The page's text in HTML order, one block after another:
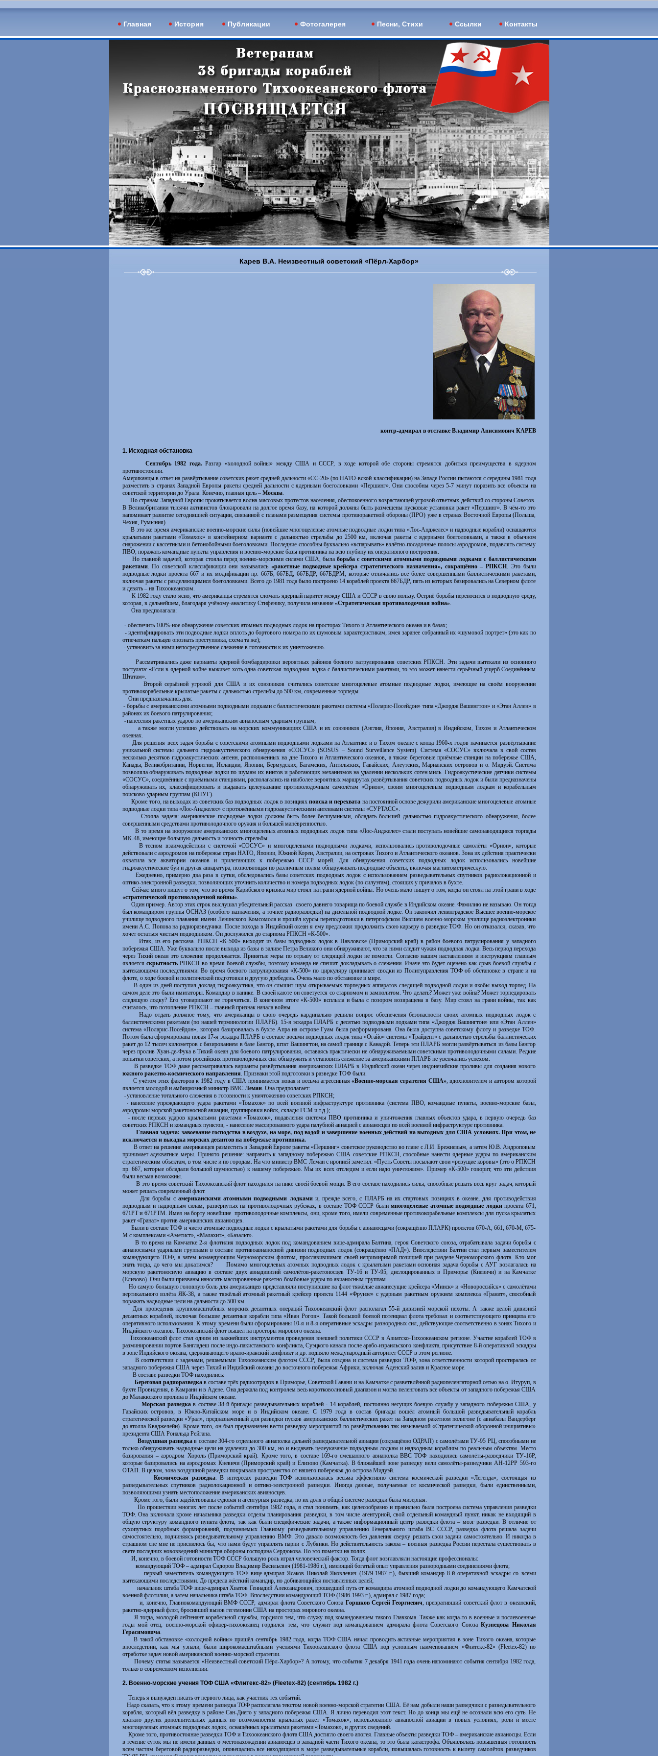
Главная История Публикации Фотогалерея Песни, Стихи Ссылки Контакты
Карев В.А. Неизвестный советский «Пёрл-Харбор»
контр-адмирал в отставке Владимир Анисимович КАРЕВ
1. Исходная обстановка
Сентябрь 1982 года.Разгар «холодной войны» между США и СССР, в ходе которой обе стороны стремятся добиться преимущества в ядерном
противостоянии.
Американцы в ответ на развёртывание советских ракет средней дальности «СС-20» (по НАТО-вской классификации) на Западе России пытаются с середины 1981 года
разместить в странах Западной Европы ракеты средней дальности с ядерными боеголовками «Першинг». Они способны через 5-7 минут поразить все объекты на
советской территории до Урала. Конечно, главная цель – Москва.
По странам Западной Европы прокатывается волна массовых протестов населения, обеспокоенного возрастающей угрозой ответных действий со стороны Советов.
В Великобритании тысячи активистов блокировали на долгое время базу, на которой должны быть размещены пусковые установки ракет «Першинг». В чём-то это
напоминает развитие сегодняшней ситуации, связанной с планами размещения системы противоракетной обороны (ПРО) уже в странах Восточной Европы (Польша,
Чехия, Румыния).
В это же время американские военно-морские силы (новейшие многоцелевые атомные подводные лодки типа «Лос-Анджелес» и надводные корабли) оснащаются
крылатыми ракетами «Томахок» в контейнерном варианте с дальностью стрельбы до 2500 км, включая ракеты с ядерными боеголовками, а также в обычном
снаряжении с кассетными и бетонобойными боеголовками. Последние способны буквально «вспарывать» взлётно-посадочные полосы аэродромов, подавлять систему
ПВО, поражать командные пункты управления и военно-морские базы противника на всю глубину их оперативного построения.
Но главной задачей, которая стояла перед военно-морскими силами США, былаборьба с советскими атомными подводными лодками с баллистическими
ракетами. По советской классификации они назывались «ракетные подводные крейсера стратегического назначения», сокращённо – РПКСН. Это были
подводные лодки проекта 667 и их модификации пр. 667Б, 667БД, 667БДР, 667БДРМ, которые отличались всё более совершенными баллистическими ракетами,
включая ракеты с разделяющимися боеголовками. Всего до 1981 года было построено 14 кораблей проекта 667БДР, пять из которых базировались на Северном флоте
и девять – на Тихоокеанском.
К 1982 году стало ясно, что американцы стремятся сломать ядерный паритет между США и СССР в свою пользу. Остриё борьбы переносится в подводную среду,
которая, в дальнейшем, благодаря учёному-аналитику Стифенику, получила название «Стратегическая противолодочная война».
Она предполагала:
- обеспечить 100%-ное обнаружение советских атомных подводных лодок на просторах Тихого и Атлантического океана и в базах;
- идентифицировать эти подводные лодки вплоть до бортового номера по их шумовым характеристикам, имея заранее собранный их «шумовой портрет» (это как по
отпечаткам пальцев опознать преступника, схема та же);
-установить за ними непосредственное слежение в готовности к их уничтожению.
Рассматривались даже варианты ядерной бомбардировки вероятных районов боевого патрулирования советских РПКСН. Эти задачи вытекали из основного
постулата: «Если в ядерной войне выживет хоть одна советская подводная лодка с баллистическими ракетами, то это может нанести серьёзный ущерб Соединённым
Штатам».
Второй серьёзной угрозой для США и их союзников считались советские многоцелевые атомные подводные лодки, имеющие на своём вооружении
противокорабельные крылатые ракеты с дальностью стрельбы до 500 км, современные торпеды.
Они предназначались для:
- борьбы с американскими атомными подводными лодками с баллистическими ракетами системы «Поларис-Посейдон» типа «Джордж Вашингтон» и «Этан Аллен» в
районах их боевого патрулирования;
- нанесения ракетных ударов по американским авианосным ударным группам;
а также могли успешно действовать на морских коммуникациях США и их союзников (Англия, Япония, Австралия) в Индийском, Тихом и Атлантическом
океанах.
Для решения всех задач борьбы с советскими атомными подводными лодками на Атлантике и в Тихом океане с конца 1960-х годов начинается развёртывание
уникальной системы дальнего гидроакустического обнаружения «СОСУС» (SOSUS – Sound Surveillance System). Система «СОСУС» включала в свой состав
несколько десятков гидроакустических антенн, расположенных на дне Тихого и Атлантического океанов, а также береговые приёмные станции на побережье США,
Канады, Великобритании, Норвегии, Исландии, Японии, Бермудских, Багамских, Антильских, Гавайских, Алеутских, Марианских островов и о. Мидуэй. Система
позволяла обнаруживать подводные лодки по шумам их винтов и работающих механизмов на удалении нескольких сотен миль. Гидроакустические датчики системы
«СОСУС», соединённые с приёмными станциями, располагались на наиболее вероятных маршрутах развёртывания советских подводных лодок и были предназначены
обнаруживать их, классифицировать и выдавать целеуказание противолодочным самолётам «Орион», своим многоцелевым подводным лодкам и корабельным
поисково-ударным группам (КПУГ).
Кроме того, на выходах из советских баз подводных лодок в позицияхпоиска и перехвата на постоянной основе дежурили американские многоцелевые атомные
подводные лодки типа «Лос-Анджелес» с протяжёнными гидроакустическими антеннами системы «СУРТАСС».
Стояла задача: американские подводные лодки должны быть более бесшумными, обладать большей дальностью гидроакустического обнаружения, более
совершенными средствами противолодочного оружия и большей манёвренностью.
В то время на вооружение американских многоцелевых атомных подводных лодок типа «Лос-Анджелес» стали поступать новейшие самонаводящиеся торпеды
МК-48, имеющие большую дальность и точность стрельбы.
В тесном взаимодействии с системой «СОСУС» и многоцелевыми подводными лодками, использовались противолодочные самолёты «Орион», которые
действовали с аэродромов на побережье стран НАТО, Японии, Южной Кореи, Австралии, на островах Тихого и Атлантического океанов. Зона их действия практически
охватила все акватории океанов и прилегающих к побережью СССР морей. Для обнаружения советских подводных лодок использовались новейшие
гидроакустические буи и другая аппаратура, позволяющая по различным полям обнаруживать подводные объекты, включая магнитометрическую.
Ежедневно, примерно два раза в сутки, обследовались базы советских подводных лодок с использованием разведывательных спутников радиолокационной и
оптико-электронной разведки, позволяющих уточнить количество и номера подводных лодок (по силуэтам), стоящих у причалов в бухте.
Сейчас много пишут о том, что во время Карибского кризиса мир стоял на грани ядерной войны. Но очень мало пишут о том, когда он стоял на этой грани в ходе
«стратегической противолодочной войны».
Один пример. Автор этих строк выслушал убедительный рассказ своего давнего товарища по боевой службе в Индийском океане. Фамилию не называю. Он тогда
был командиром группы ОСНАЗ (особого назначения, а точнее радиоразведки) на дизельной подводной лодке. Он закончил ленинградское Высшее военно-морское
училище подводного плавания имени Ленинского Комсомола и прошёл курсы переподготовки в петергофском Высшем военно-морском училище радиоэлектроники
имени А.С. Попова на радиоразведчика. После похода в Индийский океан я ему предложил продолжить свою карьеру в разведке ТОФ. Но он отказался, сказав, что
хочет остаться чистым подводником. Он дослужился до старпома РПКСН «К-500».
Итак, из его рассказа. РПКСН «К-500» выходит из базы подводных лодок в Павловске (Приморский край) в район боевого патрулирования у западного
побережья США. Уже буквально после выхода из базы в заливе Петра Великого они обнаруживают, что за ними следит чужая подводная лодка. Весь период перехода
через Тихий океан это слежение продолжается. Принятые меры по отрыву от следящей лодки не помогли. Согласно нашим наставлениям и инструкциям главным
является скрытностьРПКСН во время боевой службы, поэтому команда не спешит докладывать о слежении. Иначе это будет оценено как срыв боевой службы с
вытекающими последствиями. Во время боевого патрулирования «К-500» по циркуляру принимает сводки из Политуправления ТОФ об обстановке в стране и на
флоте, о ходе боевой и политической подготовки и другую дребедень. Очень мало по обстановке в мире.
В один из дней поступил доклад гидроакустика, что он слышит шум открываемых торпедных аппаратов следящей подводной лодки и якобы выход торпед. На
самом деле это были имитаторы. Командир в панике. В своей каюте он советуется со старпомом и замполитом. Что делать? Может уже война? Может торпедировать
следящую лодку? Его уговаривают не горячиться. В конечном итоге «К-500» всплыла и была с позором возвращена в базу. Мир стоял на грани войны, так как
считалось, что потопление РПКСН – главный признак начала войны.
Надо отдать должное тому, что американцы в свою очередь кардинально решили вопрос обеспечения безопасности своих атомных подводных лодок с
баллистическими ракетами (по нашей терминологии ПЛАРБ). 15-я эскадра ПЛАРБ с десятью подводными лодками типа «Джордж Вашингтон» или «Этан Аллен»
система «Поларис-Посейдон», которая базировалась в бухте Апра на острове Гуам была расформирована. Она была доступна советскому флоту и разведке ТОФ.
Потом была сформирована новая 17-я эскадра ПЛАРБ в составе восьми подводных лодок типа «Огайо» системы «Трайдент» с дальностью стрельбы баллистических
ракет до 12 тысяч километров с базированием в базе Бангор, штат Вашингтон, на самой границе с Канадой. Теперь эти ПЛАРБ могли развёртываться из базы Бангор
через пролив Хуан-де-Фука в Тихий океан для боевого патрулирования, оставаясь практически не обнаруживаемыми советскими противолодочными силами. Редкие
попытки советских, а потом российских противолодочных сил обнаружить и установить слежение за американскими ПЛАРБ не увенчались успехом.
В разведке ТОФ даже рассматривались варианты развёртывания американских ПЛАРБ в Индийский океан через индонезийские проливы для создания нового
южного ракетно-космического направления. Признаки этой подготовки в разведке ТОФ были.
С учётом этих факторов к 1982 году в США принимается новая и весьма агрессивная«Военно-морская стратегия США», вдохновителем и автором которой
является молодой и амбициозный министр ВМС Леман. Она предполагает:
- установление тотального слежения в готовности к уничтожению советских РПКСН;
- нанесение упреждающего удара ракетами «Томахок» по всей военной инфраструктуре противника (система ПВО, командные пункты, военно-морские базы,
аэродромы морской ракетоносной авиации, группировки войск, склады ГСМ и т.д.);
-после первых ударов крылатыми ракетами «Томахок», подавления системы ПВО противника и уничтожения главных объектов удара, в первую очередь баз
советских РПКСН и командных пунктов, - нанесение массированного удара палубной авиацией с авианосцев по всей военной инфраструктуре противника.
Главная задача: завоевание господства в воздухе, на море, под водой и завершение военных действий на выгодных для США условиях. При этом, не
исключается и высадка морских десантов на побережье противника.
В ответ на решение американцев разместить в Западной Европе ракеты «Першинг» советское руководство во главе с Л.И. Брежневым, а затем Ю.В. Андроповым
принимает адекватные меры. Принято решение: направить к западному побережью США советские РПКСН, способные нанести ядерные удары по американским
стратегическим объектам, в том числе и по городам. На что министр ВМС Леман с иронией заметил: «Пусть Советы посылают свои «ревущие коровы» (это о РПКСН
пр. 667, которые обладали большой шумностью) к нашему побережью. Мы их всех отследим и если надо уничтожим». Пример «К-500» говорит, что эти действия
были весьма возможны.
В это время советский Тихоокеанский флот находился на пике своей боевой мощи. В его составе находились силы, способные решать весь круг задач, который
может решать современный флот.
Для борьбы с американскими атомными подводными лодкамии, прежде всего, с ПЛАРБ на их стартовых позициях в океане, для противодействия
подводным и надводным силам, развёрнутых на противолодочных рубежах, в составе ТОФ СССР были многоцелевые атомные подводные лодкипроекта 671,
671РТ и 671РТМ. Имея на борту новейшие противолодочные комплексы, они, кроме того, имели современные противокорабельные комплексы для пуска крылатых
ракет «Гранат» против американских авианосцев.
Были в составе ТОФ и чисто атомные подводные лодки с крылатыми ракетами для борьбы с авианосцами (сокращённо ПЛАРК) проектов 670-А, 661, 670-М, 675-
М с комплексами «Аметист», «Малахит», «Базальт».
В то время на Камчатке 2-я флотилия подводных лодок под командованием вице-адмирала Балтина, героя Советского союза, отрабатывала задачи борьбы с
авианосными ударными группами в составе противоавианосной дивизии подводных лодок (сокращённо «ПАД»). Впоследствии Балтин стал первым заместителем
командующего ТОФ, а затем командующим Черноморским флотом, прославившимся своей непримиримой позицией при разделе Черноморского флота. Кто мог
знать тогда, до чего мы докатимся? Помимо многоцелевых атомных подводных лодок с крылатыми ракетами основная задача борьбы с АУГ возлагалась на
морскую ракетоносную авиацию в составе двух авиадивизий самолётов-ракетоносцев ТУ-16 и ТУ-95, дислоцированных в Приморье (Кневичи) и на Камчатке
(Елизово). Они были призваны наносить массированные ракетно-бомбовые удары по авианосным группам.
Но самую большую головную боль для американцев представляли поступившие на флот тяжёлые авианесущие крейсера «Минск» и «Новороссийск» с самолётами
вертикального взлёта ЯК-38, а также тяжёлый атомный ракетный крейсер проекта 1144 «Фрунзе» с ударным ракетным оружием комплекса «Гранит», способный
поражать надводные цели на дальности до 500 км.
Для проведения крупномасштабных морских десантных операций Тихоокеанский флот располагал 55-й дивизией морской пехоты. А также целой дивизией
десантных кораблей, включая большие десантные корабли типа «Иван Рогов». Такой большой боевой потенциал флота требовал и соответствующего принципа его
оперативного использования. К этому времени были сформированы 10-я и 8-я оперативные эскадры разнородных сил, действующие соответственно в зонах Тихого и
Индийского океанов. Тихоокеанский флот вышел на просторы мирового океана.
Тихоокеанский флот стал одним из важнейших инструментов проведения внешней политики СССР в Азиатско-Тихоокеанском регионе. Участие кораблей ТОФ в
разминировании портов Бангладеш после индо-пакистанского конфликта, Суэцкого канала после арабо-израильского конфликта, присутствие 8-й оперативной эскадры
в зоне Индийского океана, сдерживающего ирано-иракский конфликт и др. подняло международный авторитет СССР в этом регионе.
В соответствии с задачами, решаемыми Тихоокеанским флотом СССР, была создана и система разведки ТОФ, зона ответственности которой простиралась от
западного побережья США через Тихий и Индийский океаны до восточного побережья Африки, включая Аденский залив и Красное море.
В составе разведки ТОФ находились:
Береговая радиоразведкав составе трёх радиоотрядов в Приморье, Советской Гавани и на Камчатке с разветвлённой радиопеленгаторной сетью на о. Итуруп, в
бухте Провидения, в Камрани и в Адене. Она держала под контролем весь коротковолновый диапазон и могла пеленговать все объекты от западного побережья США
до Малаккского пролива в Индийском океане.
Морская разведкав составе 38-й бригады разведывательных кораблей - 14 кораблей, постоянно несущих боевую службу у западного побережья США, у
Гавайских островов, в Южно-Китайском море и в Индийском океане. С 1979 года в состав бригады вошёл атомный большой разведывательный корабль
стратегической разведки «Урал», предназначенный для разведки пусков американских баллистических ракет на Западном ракетном полигоне (с авиабазы Вандерберг
до атолла Кваджелейн). Кроме того, он был предназначен вести разведку мероприятий по развёртыванию так называемой «Стратегической оборонной инициативы»
президента США Рональда Рейгана.
Воздушная разведка в составе 304-го отдельного авиаполка дальней разведывательной авиации (сокращённо ОДРАП) с самолётами ТУ-95 РЦ, способными не
только обнаруживать надводные цели на удалении до 300 км, но и выдавать целеуказание подводным лодкам и надводным кораблям по реальным объектам. Место
базирования – аэродром Хороль (Приморский край). Кроме того, в составе 169-го смешанного авиаполка ВВС ТОФ находились самолёты-разведчики ТУ-16Р,
которые базировались на аэродромах Кневичи (Приморский край) и Елизово (Камчатка). В ближайшей зоне разведку вели самолёты-разведчики АН-12РР 593-го
ОТАП. В целом, зона воздушной разведки покрывала пространство от нашего побережья до острова Мидуэй.
Космическая разведка. В интересах разведки ТОФ использовалась весьма эффективно система космической разведки «Легенда», состоящая из
разведывательных спутников радиолокационной и оптико-электронной разведки. Иногда данные, получаемые от космической разведки, были единственными,
позволяющими узнать местоположение американских авианосцев.
Кроме того, были задействованы судовая и агентурная разведка, но их доля в общей системе разведки была мизерная.
По прошествии многих лет после событий сентября 1982 года, я стал понимать, как целесообразно и правильно была построена система управления разведки
ТОФ. Она включала кроме начальника разведки отделы планирования разведки, в том числе агентурной, свой отдельный командный пункт, никак не входящий в
общую структуру командного пункта флота, так как были специфические задачи, а также информационный центр разведки флота – мозг разведки. В отличие от
сухопутных подобных формирований, подчиняемых Главному разведывательному управлению Генерального штаба ВС СССР, разведка флота решала задачи
самостоятельно, подчиняясь разведывательному управлению ВМФ. Это давало возможность без давления сверху решать свои задачи самостоятельно. И никогда в
страшном сне мне не приснилось бы, что нами будут управлять парни с Лубянки. Но действительность такова – военная разведка России перестала существовать в
свете последних нововведений министра обороны господина Сердюкова. Но это пометки на полях.
И, конечно, в боевой готовности ТОФ СССР большую роль играл человеческий фактор. Тогда флот возглавляли настоящие профессионалы:
командующий ТОФ – адмирал Сидоров Владимир Васильевич (1981-1986 г.), имеющий богатый опыт управления разнородными соединениями флота;
первый заместитель командующего ТОФ вице-адмирал Ясаков Николай Яковлевич (1979-1987 г.), бывший командир 8-й оперативной эскадры со всеми
вытекающими последствиями. До предела жёсткий командир, но добивающийся поставленных целей;
начальник штаба ТОФ вице-адмирал Хватов Геннадий Александрович, прошедший путь от командира атомной подводной лодки до командующего Камчатской
военной флотилии, а затем начальника штаба ТОФ. Впоследствии командующий ТОФ (1986-1993 г.), адмирал с 1987 года;
и, конечно, Главнокомандующий ВМФ СССР, адмирал флота Советского Союза Горшков Сергей Георгиевич, превративший советский флот в океанский,
ракетно-ядерный флот, бросивший вызов гегемонии США на просторах мирового океана.
Я тогда, молодой лейтенант корабельной службы, гордился тем, что служу под командованием такого Главкома. Также как когда-то в военные и послевоенные
годы мой отец, военно-морской офицер-тихоокеанец гордился тем, что служит под командованием адмирала флота Советского СоюзаКузнецова Николая
Герасимовича.
В такой обстановке «холодной войны» пришёл сентябрь 1982 года, когда ТОФ США начал проводить активные мероприятия в зоне Тихого океана, которые
впоследствии, как мы узнали, были широкомасштабными учениями Тихоокеанского флота США под условным наименованием «Флитекс-82» (Fleetex-82) по
отработке задач новой американской военно-морской стратегии.
Почему статья называется «Неизвестный советский Пёрл-Харбор»? А потому, что события 7 декабря 1941 года очень напоминают события сентября 1982 года,
только в современном исполнении.
2. Военно-морские учения ТОФ США «Флитекс-82» (Fleetex-82) (сентябрь 1982 г.)
Теперь я вынужден писать от первого лица, как участник тех событий.
Надо сказать, что к этому времени разведка ТОФ располагала текстом новой военно-морской стратегии США. Её нам добыли наши разведчики с разведывательного
корабля, который вёл разведку в районе Сан-Диего у западного побережья США. Я лично переводил этот текст. Но до конца мы ещё не осознали всю его суть. Не
хватало других дополнительных данных по возможностям крылатых ракет «Томахок», использованию авианосной авиации в новых условиях, роли и месте
многоцелевых атомных подводных лодок, оснащённых крылатыми ракетами «Томахок», и других сведений.
Кроме того, противостояние разведки ТОФ и Тихоокеанского флота США достигло своего апогея. Главные объекты разведки ТОФ – американские авианосцы. Если
в течение суток мы не имели данных о местонахождении авианосцев в западной части Тихого океана, то это была катастрофа. Объявлялась повышенная готовность
всем частям береговой радиоразведки, оповещались все находящиеся в море разведывательные корабли, повышалась готовность к вылету самолётов разведчиков